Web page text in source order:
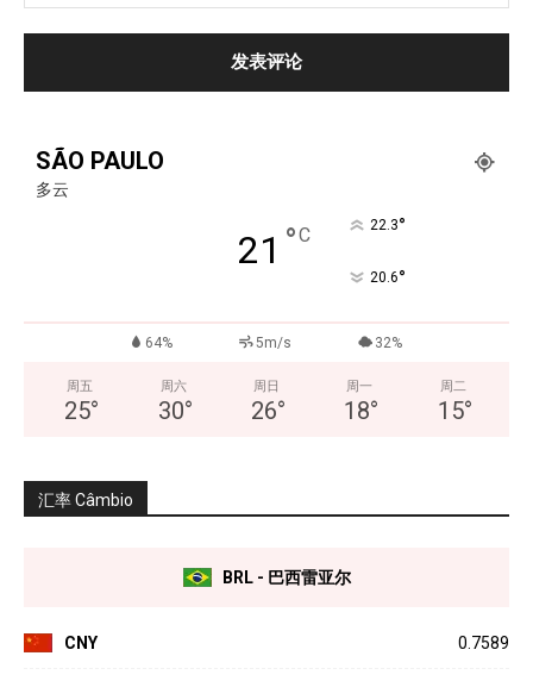
SÃO PAULO
多云
21 °C 22.3°
20.6°
64% 5m/s 32%
周五
25°
周六
30°
周日
26°
周一
18°
周二
15°
汇率 Câmbio
BRL - 巴西雷亚尔
CNY 0.7589